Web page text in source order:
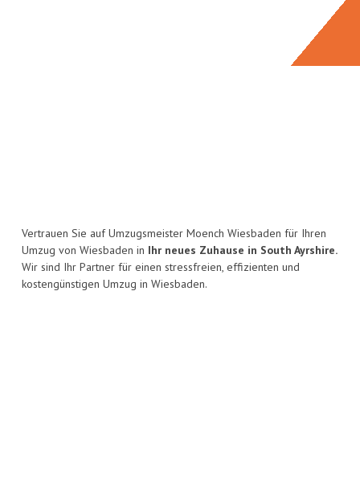
Vertrauen Sie auf Umzugsmeister Moench Wiesbaden für Ihren
Umzug von Wiesbaden in Ihr neues Zuhause in South Ayrshire.
Wir sind Ihr Partner für einen stressfreien, effizienten und
kostengünstigen Umzug in Wiesbaden.